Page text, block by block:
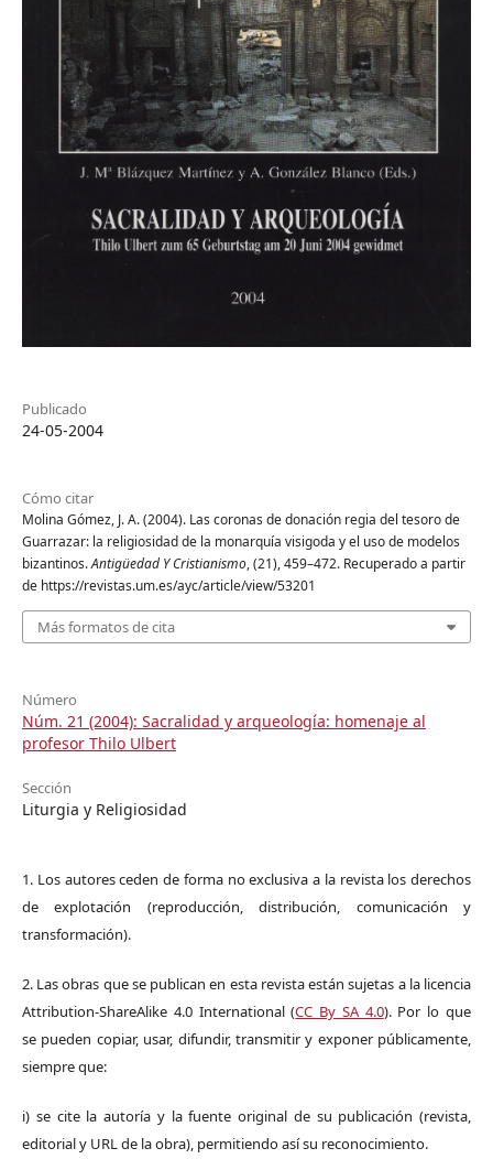
Publicado
24-05-2004
Cómo citar
Molina Gómez, J. A. (2004). Las coronas de donación regia del tesoro de
Guarrazar: la religiosidad de la monarquía visigoda y el uso de modelos
bizantinos.Antigüedad Y Cristianismo, (21), 459–472. Recuperado a partir
de https://revistas.um.es/ayc/article/view/53201
Más formatos de cita
Número
Núm. 21 (2004): Sacralidad y arqueología: homenaje al
profesor Thilo Ulbert
Sección
Liturgia y Religiosidad
1. Los autores ceden de forma no exclusiva a la revista los derechos
de explotación (reproducción, distribución, comunicación y
transformación).
2. Las obras que se publican en esta revista están sujetas a la licencia
Attribution-ShareAlike 4.0 International (CC By SA 4.0). Por lo que
se pueden copiar, usar, difundir, transmitir y exponer públicamente,
siempre que:
i) se cite la autoría y la fuente original de su publicación (revista,
editorial y URL de la obra), permitiendo así su reconocimiento.